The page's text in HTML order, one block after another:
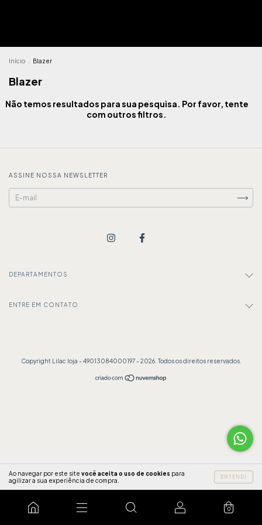
Ao navegar por este site você aceita o uso de cookies para
agilizar a sua experiência de compra.
ENTENDI
0
Início Blazer
Blazer
Não temos resultados para sua pesquisa. Por favor, tente
com outros filtros.
ASSINE NOSSA NEWSLETTER
DEPARTAMENTOS
ENTRE EM CONTATO
Copyright Lilac loja - 49013084000197 - 2026. Todos os direitos reservados.